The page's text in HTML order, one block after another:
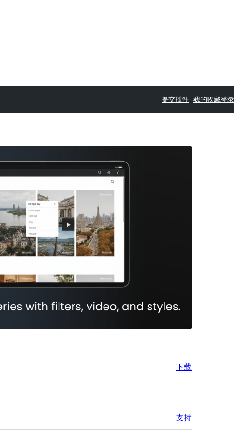
提交插件 我的收藏登录
下载
支持